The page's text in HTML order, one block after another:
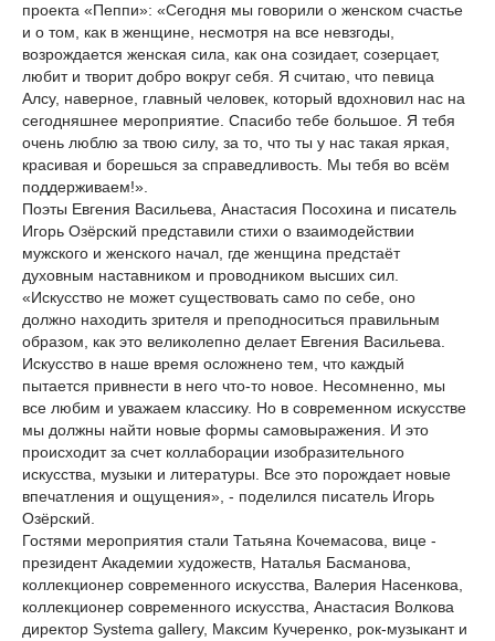
проекта «Пеппи»: «Сегодня мы говорили о женском счастье
и о том, как в женщине, несмотря на все невзгоды,
возрождается женская сила, как она созидает, созерцает,
любит и творит добро вокруг себя. Я считаю, что певица
Алсу, наверное, главный человек, который вдохновил нас на
сегодняшнее мероприятие. Спасибо тебе большое. Я тебя
очень люблю за твою силу, за то, что ты у нас такая яркая,
красивая и борешься за справедливость. Мы тебя во всём
поддерживаем!».
Поэты Евгения Васильева, Анастасия Посохина и писатель
Игорь Озёрский представили стихи о взаимодействии
мужского и женского начал, где женщина предстаёт
духовным наставником и проводником высших сил.
«Искусство не может существовать само по себе, оно
должно находить зрителя и преподноситься правильным
образом, как это великолепно делает Евгения Васильева.
Искусство в наше время осложнено тем, что каждый
пытается привнести в него что-то новое. Несомненно, мы
все любим и уважаем классику. Но в современном искусстве
мы должны найти новые формы самовыражения. И это
происходит за счет коллаборации изобразительного
искусства, музыки и литературы. Все это порождает новые
впечатления и ощущения», - поделился писатель Игорь
Озёрский.
Гостями мероприятия стали Татьяна Кочемасова, вице -
президент Академии художеств, Наталья Басманова,
коллекционер современного искусства, Валерия Насенкова,
коллекционер современного искусства, Анастасия Волкова
директор Systema gallery, Максим Кучеренко, рок-музыкант и